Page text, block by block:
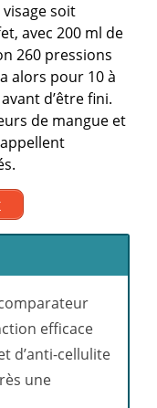
soit
avec 200 ml de
260 pressions
alors pour 10 à
d’être fini.
de mangue et
efficace
d’anti-cellulite
une